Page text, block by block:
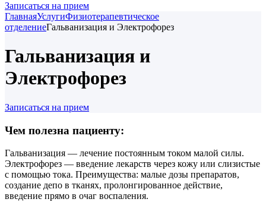
Записаться на прием
ГлавнаяУслугиФизиотерапевтическое
отделениеГальванизация и Электрофорез
Гальванизация и
Электрофорез
Записаться на прием
Чем полезна пациенту:
Гальванизация — лечение постоянным током малой силы.
Электрофорез — введение лекарств через кожу или слизистые
с помощью тока. Преимущества: малые дозы препаратов,
создание депо в тканях, пролонгированное действие,
введение прямо в очаг воспаления.